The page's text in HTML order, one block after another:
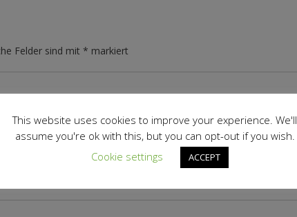
Felder sind mit * markiert
This website uses cookies to improve your experience. We'll
assume you're ok with this, but you can opt-out if you wish.
Cookie settings
ACCEPT